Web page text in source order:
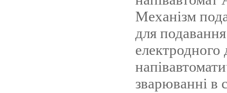
Механізм
для подавання
зварюванні в